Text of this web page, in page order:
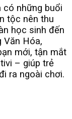
có những buổi
tộc nên thu
học sinh đến
Văn Hóa,
mới, tận mắt
– giúp trẻ
ra ngoài chơi.